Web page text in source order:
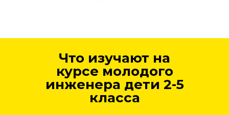
Что изучают на
курсе молодого
инженера дети 2-5
класса